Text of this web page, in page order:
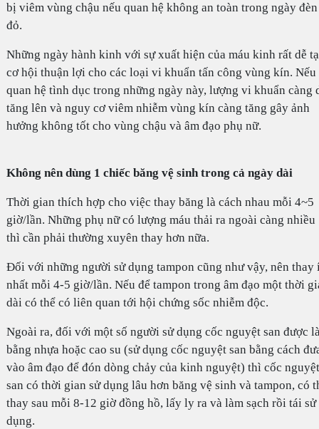
bị viêm vùng chậu nếu quan hệ không an toàn trong ngày đèn
đỏ.
Những ngày hành kinh với sự xuất hiện của máu kinh rất dễ
cơ hội thuận lợi cho các loại vi khuẩn tấn công vùng kín. Nếu
quan hệ tình dục trong những ngày này, lượng vi khuẩn càng
tăng lên và nguy cơ viêm nhiễm vùng kín càng tăng gây ảnh
hưởng không tốt cho vùng chậu và âm đạo phụ nữ.
Không nên dùng 1 chiếc băng vệ sinh trong cả ngày dài
Thời gian thích hợp cho việc thay băng là cách nhau mỗi 4~5
giờ/lần. Những phụ nữ có lượng máu thải ra ngoài càng nhiều
thì cần phải thường xuyên thay hơn nữa.
Đối với những người sử dụng tampon cũng như vậy, nên thay
nhất mỗi 4-5 giờ/lần. Nếu để tampon trong âm đạo một thời
dài có thể có liên quan tới hội chứng sốc nhiễm độc.
Ngoài ra, đối với một số người sử dụng cốc nguyệt san được
bằng nhựa hoặc cao su (sử dụng cốc nguyệt san bằng cách
vào âm đạo để đón dòng chảy của kinh nguyệt) thì cốc nguyệt
san có thời gian sử dụng lâu hơn băng vệ sinh và tampon, có
thay sau mỗi 8-12 giờ đồng hồ, lấy ly ra và làm sạch rồi tái sử
dụng.